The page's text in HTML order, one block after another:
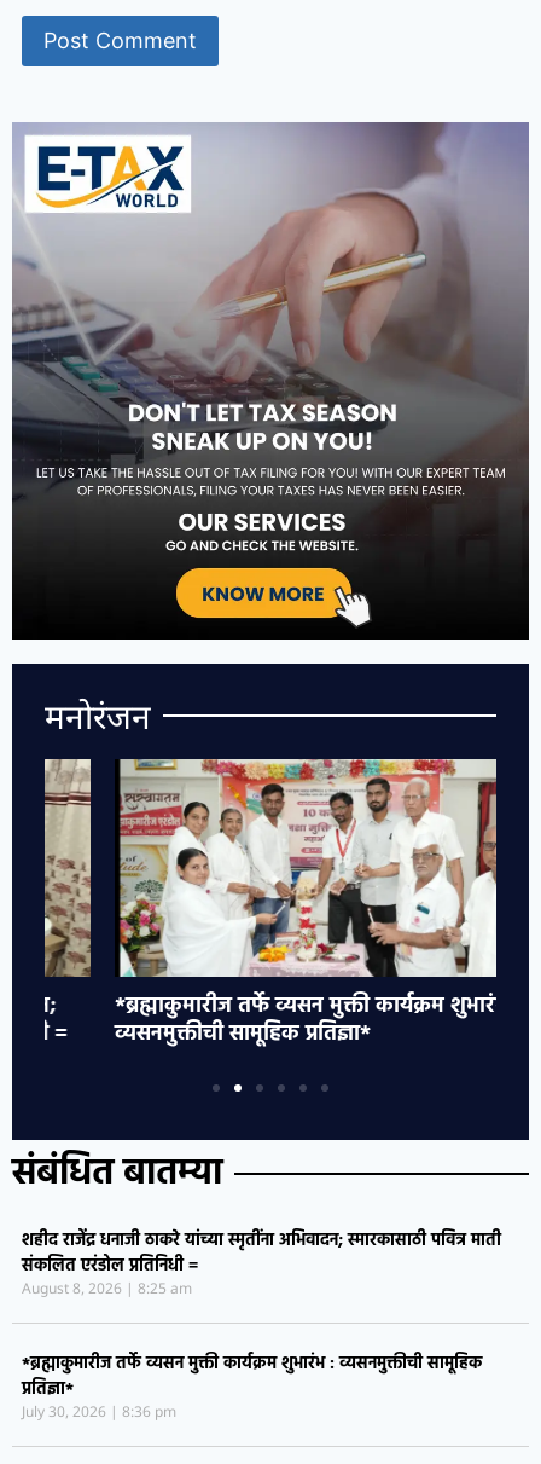
मनोरंजन
*ब्रह्माकुमारीज तर्फे व्यसन मुक्ती कार्यक्रम शुभारंभ :
व्यसनमुक्तीची सामूहिक प्रतिज्ञा*
संबंधित बातम्या
शहीद राजेंद्र धनाजी ठाकरे यांच्या स्मृतींना अभिवादन; स्मारकासाठी पवित्र माती
संकलित एरंडोल प्रतिनिधी =
August 8, 2026 8:25 am
*ब्रह्माकुमारीज तर्फे व्यसन मुक्ती कार्यक्रम शुभारंभ : व्यसनमुक्तीची सामूहिक
प्रतिज्ञा*
July 30, 2026 8:36 pm